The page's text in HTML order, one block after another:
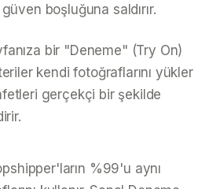
boşluğuna saldırır.
bir "Deneme" (Try On)
kendi fotoğraflarını yükler
gerçekçi bir şekilde
%99'u aynı